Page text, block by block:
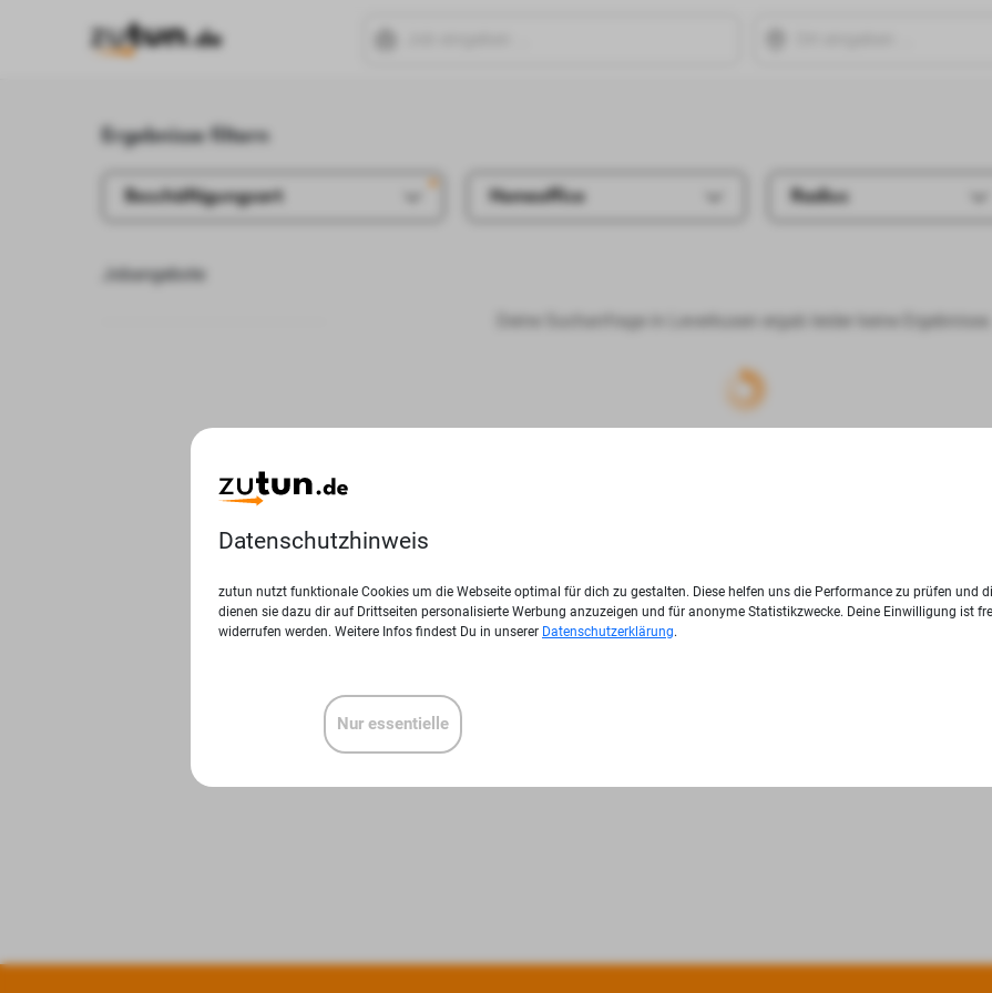
Ergebnisse filtern
Beschäftigungsart Homeoffice Radius
Jobangebote
Deine Suchanfrage in Leverkusen ergab leider keine Ergebnisse.
Datenschutzhinweis
zutun nutzt funktionale Cookies um die Webseite optimal für dich zu gestalten. Diese helfen uns die Performance zu prüfen und
dienen sie dazu dir auf Drittseiten personalisierte Werbung anzuzeigen und für anonyme Statistikzwecke. Deine Einwilligung ist
widerrufen werden. Weitere Infos findest Du in unserer Datenschutzerklärung.
Nur essentielle